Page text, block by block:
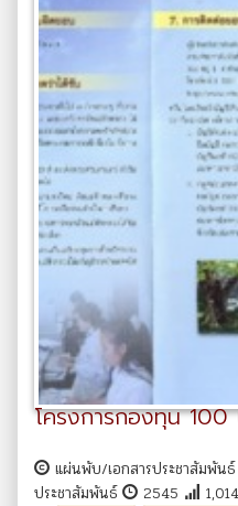
โครงการกองทุน
แผ่นพับ/เอกสารประชาสัมพันธ์
ประชาสัมพันธ์
2545